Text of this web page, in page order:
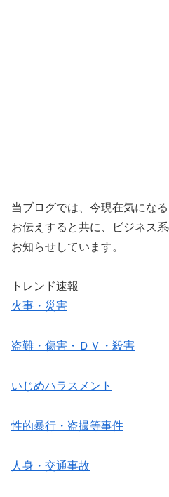
当ブログでは、今現在気にな
お伝えすると共に、ビジネス
お知らせしています。
トレンド速報
火事・災害
盗難・傷害・ＤＶ・殺害
いじめハラスメント
性的暴行・盗撮等事件
人身・交通事故